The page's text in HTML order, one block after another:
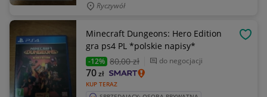
Ryczywół
Minecraft Dungeons: Hero Edition
gra ps4 PL *polskie napisy*
-12% 80,00 zł do negocjacji
KUP TERAZ
70zł